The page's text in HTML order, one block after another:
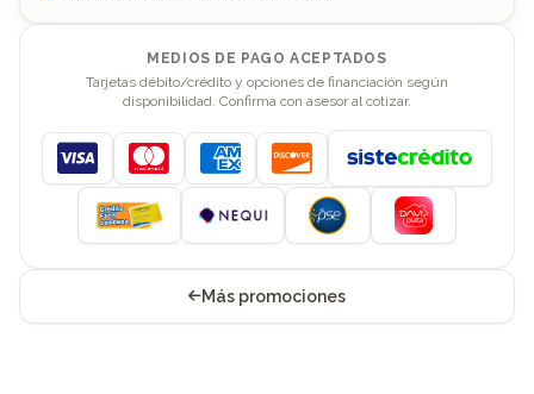
MEDIOS DE PAGO ACEPTADOS
Tarjetas débito/crédito y opciones de financiación según
disponibilidad. Confirma con asesor al cotizar.
Visa MastercardAmerican Express
Discover
Más promociones